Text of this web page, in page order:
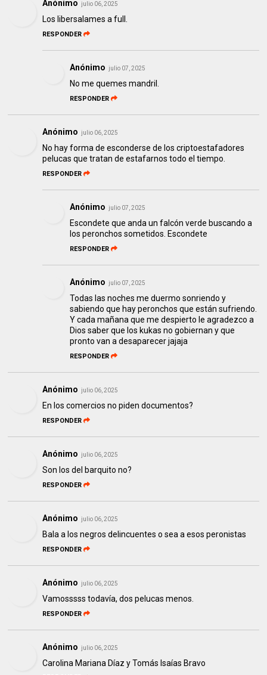
Anónimo julio 06, 2025
Los libersalames a full.
RESPONDER
Anónimo julio 07, 2025
No me quemes mandril.
RESPONDER
Anónimo julio 06, 2025
No hay forma de esconderse de los criptoestafadores
pelucas que tratan de estafarnos todo el tiempo.
RESPONDER
Anónimo julio 07, 2025
Escondete que anda un falcón verde buscando a
los peronchos sometidos. Escondete
RESPONDER
Anónimo julio 07, 2025
Todas las noches me duermo sonriendo y
sabiendo que hay peronchos que están sufriendo.
Y cada mañana que me despierto le agradezco a
Dios saber que los kukas no gobiernan y que
pronto van a desaparecer jajaja
RESPONDER
Anónimo julio 06, 2025
En los comercios no piden documentos?
RESPONDER
Anónimo julio 06, 2025
Son los del barquito no?
RESPONDER
Anónimo julio 06, 2025
Bala a los negros delincuentes o sea a esos peronistas
RESPONDER
Anónimo julio 06, 2025
Vamosssss todavía, dos pelucas menos.
RESPONDER
Anónimo julio 06, 2025
Carolina Mariana Díaz y Tomás Isaías Bravo